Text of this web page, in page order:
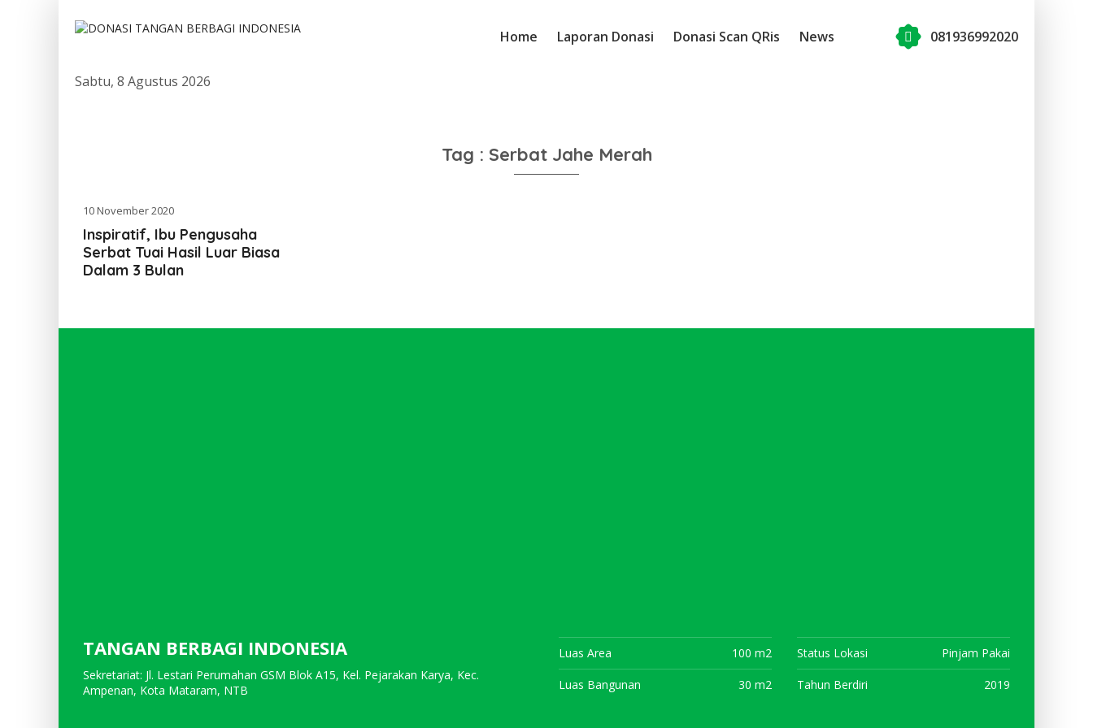
Home Laporan Donasi Donasi Scan QRis News 081936992020
Sabtu, 8 Agustus 2026
Tag : Serbat Jahe Merah
10 November 2020
Inspiratif, Ibu Pengusaha
Serbat Tuai Hasil Luar Biasa
Dalam 3 Bulan
TANGAN BERBAGI INDONESIA
Sekretariat: Jl. Lestari Perumahan GSM Blok A15, Kel. Pejarakan Karya, Kec.
Ampenan, Kota Mataram, NTB
Luas Area 100 m2
Luas Bangunan 30 m2
Status Lokasi Pinjam Pakai
Tahun Berdiri 2019